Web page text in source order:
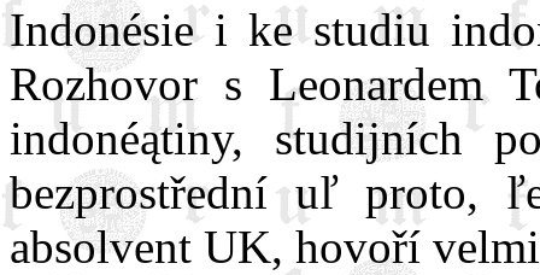
Indonésie i ke studiu
Rozhovor s Leonardem
indonéątiny, studijních
bezprostřední uľ proto,
absolvent UK, hovoří